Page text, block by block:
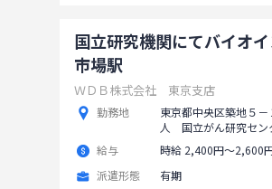
国立研究機関にてバイオ
市場駅
ＷＤＢ株式会社 東京支店
勤務地
東京都中央区築地５
人 国立がん研究セン
給与
時給 2,400円〜2,600
派遣形態
有期